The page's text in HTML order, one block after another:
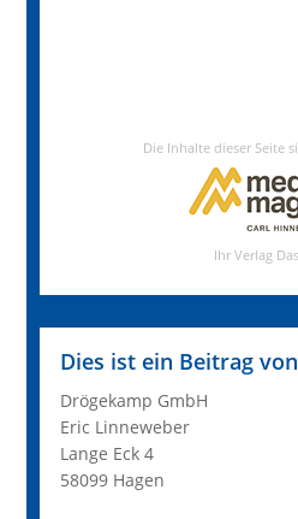
Dies ist ein Beitrag von
Drögekamp GmbH
Eric Linneweber
Lange Eck 4
58099 Hagen